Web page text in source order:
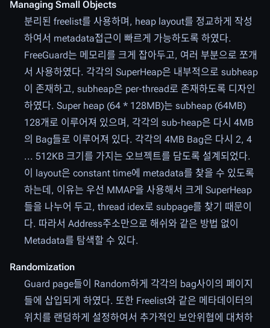
Managing Small Objects
분리된 freelist를 사용하며, heap layout를 정교하게 작성
하여서 metadata접근이 빠르게 가능하도록 하였다.
FreeGuard는 메모리를 크게 잡아두고, 여러 부분으로 쪼개
서 사용하였다. 각각의 SuperHeap은 내부적으로 subheap
이 존재하고, subheap은 per-thread로 존재하도록 디자인
하였다. Super heap (64 * 128MB)는 subheap (64MB)
128개로 이루어져 있으며, 각각의 sub-heap은 다시 4MB
의 Bag들로 이루어져 있다. 각각의 4MB Bag은 다시 2, 4
... 512KB 크기를 가지는 오브젝트를 담도록 설계되었다.
이 layout은 constant time에 metadata를 찾을 수 있도록
하는데, 이유는 우선 MMAP을 사용해서 크게 SuperHeap
들을 나누어 두고, thread idex로 subpage를 찾기 때문이
다. 따라서 Address주소만으로 해쉬와 같은 방법 없이
Metadata를 탐색할 수 있다.
Randomization
Guard page들이 Random하게 각각의 bag사이의 페이지
들에 삽입되게 하였다. 또한 Freelist와 같은 메타데이터의
위치를 랜덤하게 설정하여서 추가적인 보안위협에 대처하